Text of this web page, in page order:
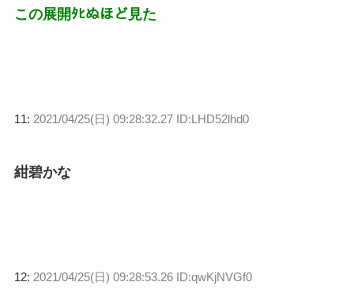
この展開ﾀﾋぬほど見た
11: 2021/04/25(日) 09:28:32.27 ID:LHD52lhd0
紺碧かな
12: 2021/04/25(日) 09:28:53.26 ID:qwKjNVGf0